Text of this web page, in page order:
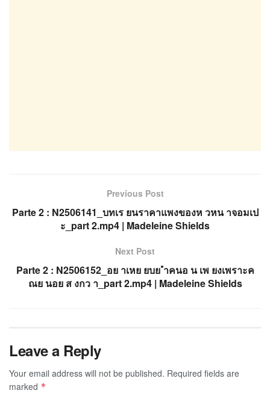
Previous Post
Parte 2 : N2506141_บทเร ยนราคาแพงของห วหน าจอมเป
ะ_part 2.mp4 | Madeleine Shields
Next Post
Parte 2 : N2506152_อย าเหย ยบย ำคนอ น เพ ยงเพราะค
ณย นอย ส งกว า_part 2.mp4 | Madeleine Shields
Leave a Reply
Your email address will not be published. Required fields are
marked *